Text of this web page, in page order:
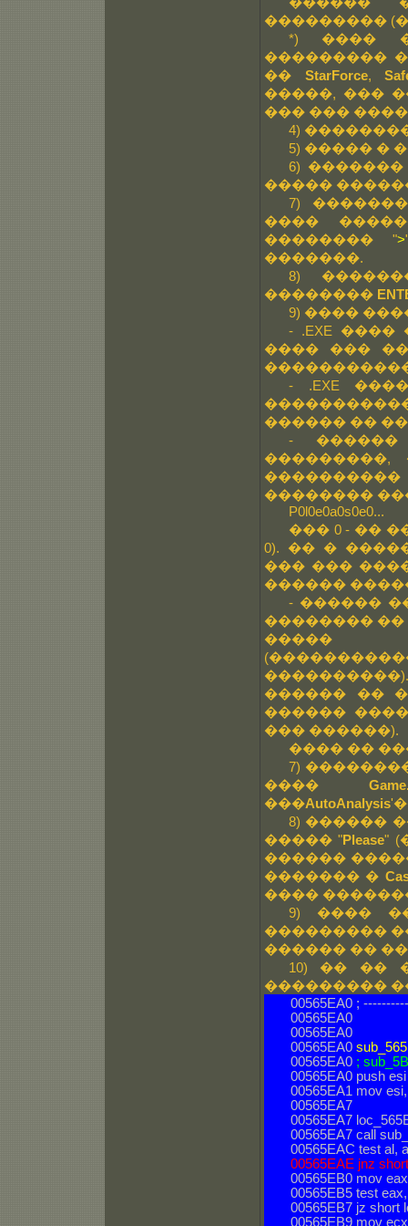
���������
*) ����
���������
�� StarForce,
�����, ���
��� ���
4)
5) ����� �
6)
�����
7)
����
�������� ">
�������.
8)
��������
9) ����
- .EXE
���� ���
�����������
- .EXE
������ ��
-
��������
P0l0e0a0s0e0...
��� 0 - ��
0). �� �
��� ���
������
- ������
�������� ��
�����
������ ��
������
��� ������).
���� ��
7)
����
���AutoAnalysis
8) ������
����� "Please"
������
������� �
����
9) ����
���������
������ ��
10) �� ��
���������
00565EA0 ;
00565EA0
00565EA0
00565EA0
00565EA0 ;
00565EA0 push esi
00565EA1 mov
00565EA7
00565EA7
00565EA7 call
00565EAC test al,
00565EAE jnz
00565EB0 mov
00565EB5 test
00565EB7 jz short
00565EB9 mov